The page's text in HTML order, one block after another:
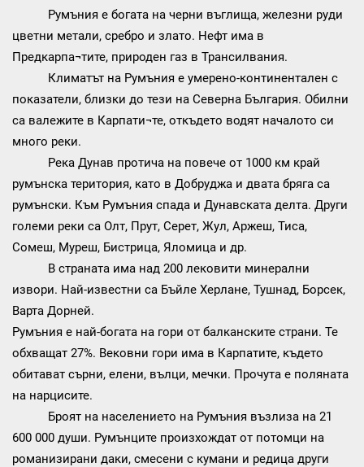
Румъния е богата на черни въглища, железни руди
цветни метали, сребро и злато. Нефт има в
Предкарпа¬тите, природен газ в Трансилвания.
Климатът на Румъния е умерено-континентален с
показатели, близки до тези на Северна България. Обилни
са валежите в Карпати¬те, откъдето водят началото си
много реки.
Река Дунав протича на повече от 1000 км край
румънска територия, като в Добруджа и двата бряга са
румънски. Към Румъния спада и Дунавската делта. Други
големи реки са Олт, Прут, Серет, Жул, Аржеш, Тиса,
Сомеш, Муреш, Бистрица, Яломица и др.
В страната има над 200 лековити минерални
извори. Най-известни са Бъйле Херлане, Тушнад, Борсек,
Варта Дорней.
Румъния е най-богата на гори от балканските страни. Те
обхващат 27%. Вековни гори има в Карпатите, където
обитават сърни, елени, вълци, мечки. Прочута е поляната
на нарцисите.
Броят на населението на Румъния възлиза на 21
600 000 души. Румънците произхождат от потомци на
романизирани даки, смесени с кумани и редица други